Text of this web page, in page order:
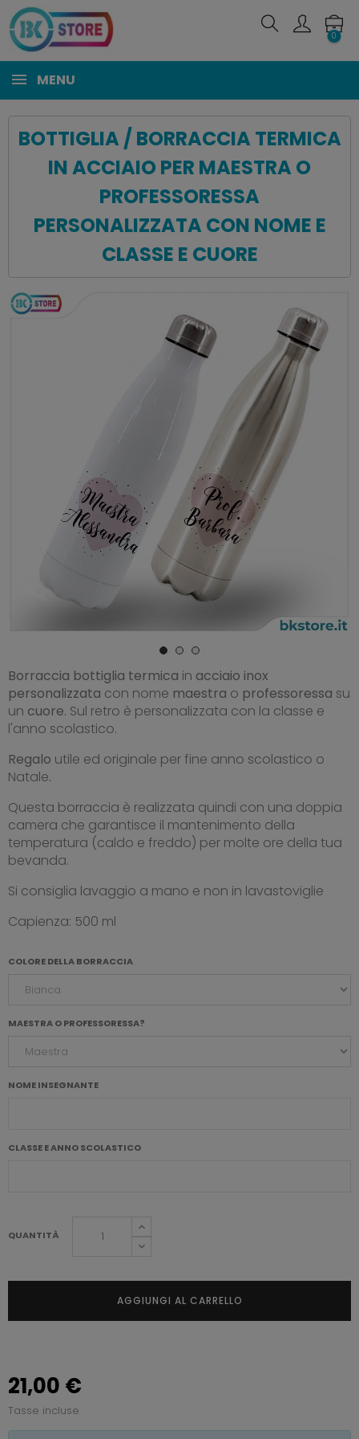
0
MENU
BOTTIGLIA / BORRACCIA TERMICA
IN ACCIAIO PER MAESTRA O
PROFESSORESSA
PERSONALIZZATA CON NOME E
CLASSE E CUORE
Borraccia bottiglia termica in acciaio inox
personalizzata con nome maestra o professoressa su
un cuore. Sul retro è personalizzata con la classe e
l'anno scolastico.
Regalo utile ed originale per fine anno scolastico o
Natale.
Questa borraccia è realizzata quindi con una doppia
camera che garantisce il mantenimento della
temperatura (caldo e freddo) per molte ore della tua
bevanda.
Si consiglia lavaggio a mano e non in lavastoviglie
Capienza: 500 ml
COLORE DELLA BORRACCIA
MAESTRA O PROFESSORESSA?
NOME INSEGNANTE
CLASSE E ANNO SCOLASTICO
QUANTITÀ
AGGIUNGI AL CARRELLO
21,00 €
Tasse incluse